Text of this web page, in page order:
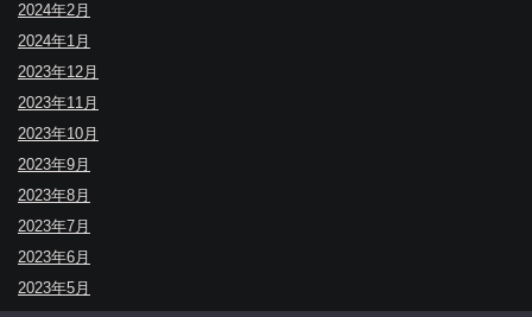
2024年2月
2024年1月
2023年12月
2023年11月
2023年10月
2023年9月
2023年8月
2023年7月
2023年6月
2023年5月